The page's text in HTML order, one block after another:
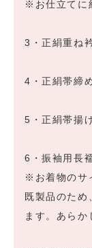
※お仕立てに
3・正絹重ね
4・正絹帯締
5・正絹帯揚
6・振袖用長
※お着物のサ
既製品のた
ます。あら